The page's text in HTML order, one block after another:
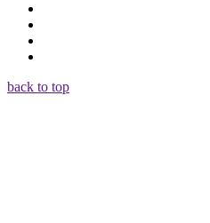
back to top